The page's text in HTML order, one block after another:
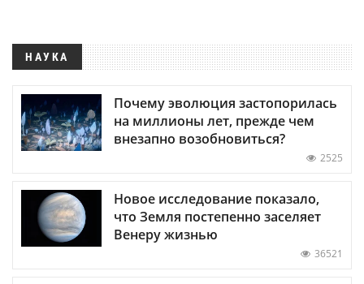
НАУКА
Почему эволюция застопорилась
на миллионы лет, прежде чем
внезапно возобновиться?
2525
Новое исследование показало,
что Земля постепенно заселяет
Венеру жизнью
36521